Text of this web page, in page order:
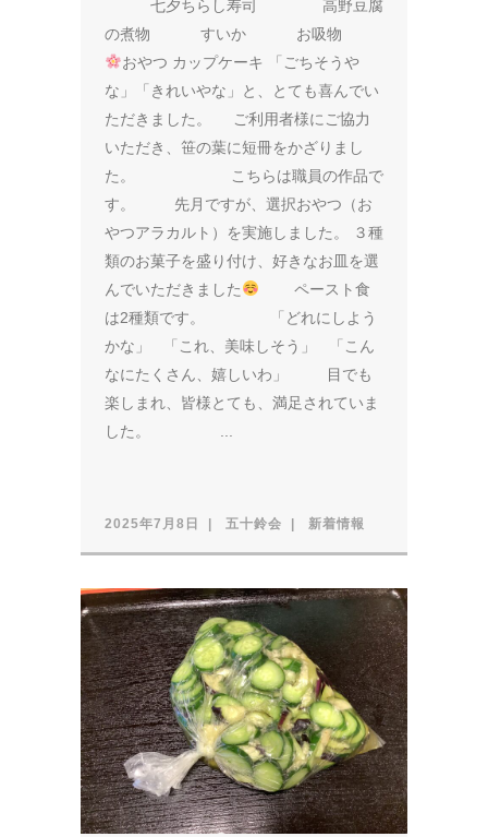
七夕ちらし寿司 高野豆腐
の煮物 すいか お吸物
おやつ カップケーキ 「ごちそうや
な」「きれいやな」と、とても喜んでい
ただきました。 ご利用者様にご協力
いただき、笹の葉に短冊をかざりまし
た。 こちらは職員の作品で
す。 先月ですが、選択おやつ（お
やつアラカルト）を実施しました。 ３種
類のお菓子を盛り付け、好きなお皿を選
んでいただきました
ペースト食
は2種類です。 「どれにしよう
かな」 「これ、美味しそう」 「こん
なにたくさん、嬉しいわ」 目でも
楽しまれ、皆様とても、満足されていま
した。 ...
2025年7月8日 五十鈴会 新着情報